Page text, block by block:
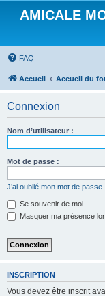
AMICALE
FAQ
Accueil Accueil du
Connexion
Nom d’utilisateur :
Mot de passe :
J’ai oublié mon mot de passe
Se souvenir de moi
Masquer ma présence
INSCRIPTION
Vous devez être inscrit